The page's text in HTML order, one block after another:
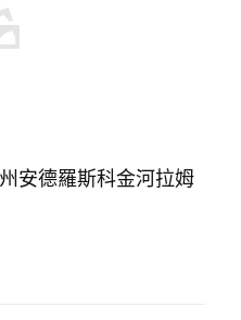
安德羅斯科金河拉姆